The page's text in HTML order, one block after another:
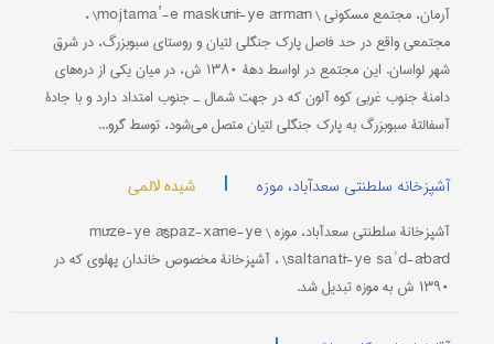
آرمان، مجتمع مسکونی \ mojtama’-e maskūnī-ye ārmān\ ،
مجتمعی واقع در حد فاصل پارک جنگلی لتیان و روستای سبوبزرگ، در شرق
شهر لواسان. این مجتمع در اواسط دهۀ ۱۳۸۰ ش، در میان یکی از دره‌های
دامنۀ جنوب غربی کوه آلون که در جهت شمال ـ جنوب امتداد دارد و با جادۀ
آسفالتۀ سبوبزرگ به پارک جنگلی لتیان متصل می‌شود، توسط گرو...
آشپزخانه سلطنتی سعدآباد، موزه | شیده لالمی
آشپزخانۀ سلطنتی سعدآباد، موزه \ mūze-ye āšpaz-xāne-ye
saltanatī-ye saʾd-ābād\ ، آشپزخانۀ مخصوص خاندان پهلوی که در
۱۳۹۰ ش به موزه تبدیل شد.